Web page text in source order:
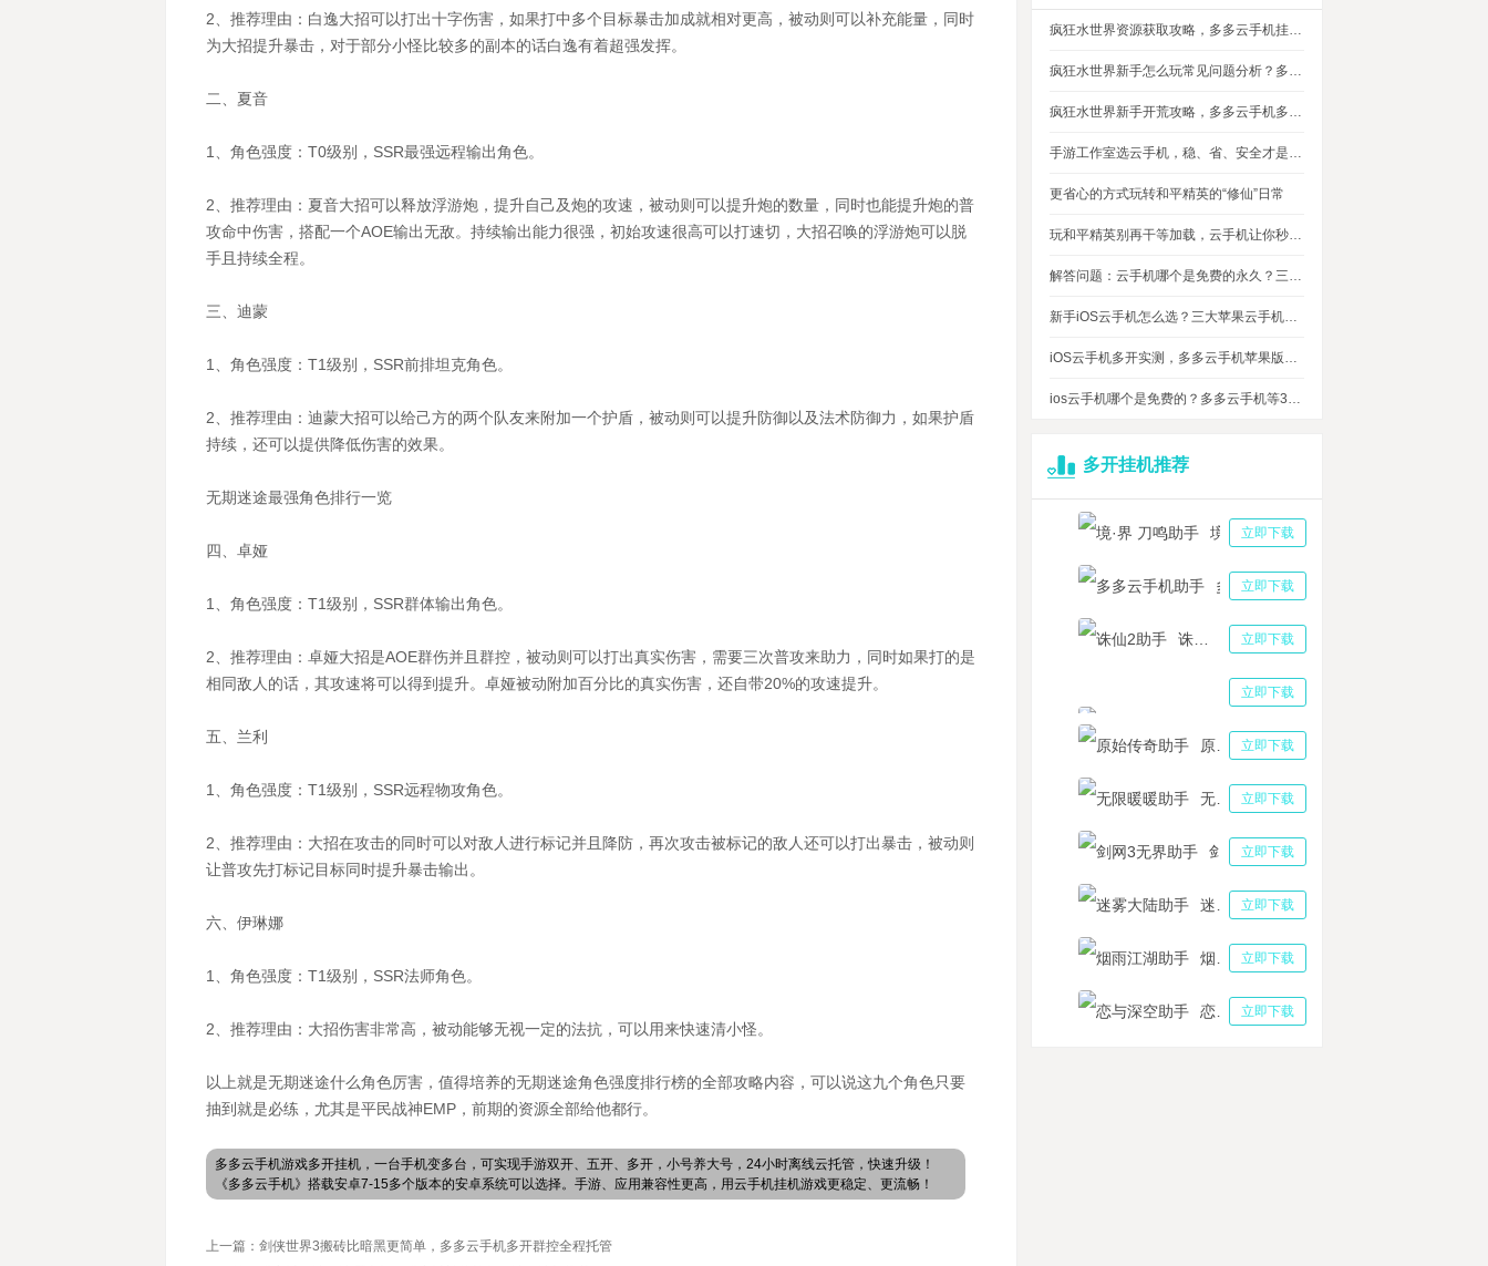
2、推荐理由：白逸大招可以打出十字伤害，如果打中多个目标暴击加成就相对更高，被动则可以补充能量，同时
为大招提升暴击，对于部分小怪比较多的副本的话白逸有着超强发挥。
二、夏音
1、角色强度：T0级别，SSR最强远程输出角色。
2、推荐理由：夏音大招可以释放浮游炮，提升自己及炮的攻速，被动则可以提升炮的数量，同时也能提升炮的普
攻命中伤害，搭配一个AOE输出无敌。持续输出能力很强，初始攻速很高可以打速切，大招召唤的浮游炮可以脱
手且持续全程。
三、迪蒙
1、角色强度：T1级别，SSR前排坦克角色。
2、推荐理由：迪蒙大招可以给己方的两个队友来附加一个护盾，被动则可以提升防御以及法术防御力，如果护盾
持续，还可以提供降低伤害的效果。
无期迷途最强角色排行一览
四、卓娅
1、角色强度：T1级别，SSR群体输出角色。
2、推荐理由：卓娅大招是AOE群伤并且群控，被动则可以打出真实伤害，需要三次普攻来助力，同时如果打的是
相同敌人的话，其攻速将可以得到提升。卓娅被动附加百分比的真实伤害，还自带20%的攻速提升。
五、兰利
1、角色强度：T1级别，SSR远程物攻角色。
2、推荐理由：大招在攻击的同时可以对敌人进行标记并且降防，再次攻击被标记的敌人还可以打出暴击，被动则
让普攻先打标记目标同时提升暴击输出。
六、伊琳娜
1、角色强度：T1级别，SSR法师角色。
2、推荐理由：大招伤害非常高，被动能够无视一定的法抗，可以用来快速清小怪。
以上就是无期迷途什么角色厉害，值得培养的无期迷途角色强度排行榜的全部攻略内容，可以说这九个角色只要
抽到就是必练，尤其是平民战神EMP，前期的资源全部给他都行。
多多云手机游戏多开挂机，一台手机变多台，可实现手游双开、五开、多开，小号养大号，24小时离线云托管，快速升级！
《多多云手机》搭载安卓7-15多个版本的安卓系统可以选择。手游、应用兼容性更高，用云手机挂机游戏更稳定、更流畅！
上一篇：剑侠世界3搬砖比暗黑更简单，多多云手机多开群控全程托管
疯狂水世界资源获取攻略，多多云手机挂机搬砖自动攒材料
疯狂水世界新手怎么玩常见问题分析？多多云手机多开托管挂机升级打怪
疯狂水世界新手开荒攻略，多多云手机多开托管，自动搞定海量重复日常快速升级
手游工作室选云手机，稳、省、安全才是实在考量
更省心的方式玩转和平精英的“修仙”日常
玩和平精英别再干等加载，云手机让你秒玩游戏进战场
解答问题：云手机哪个是免费的永久？三大免费永久正版云手机对比
新手iOS云手机怎么选？三大苹果云手机知名品牌性能对比测评
iOS云手机多开实测，多多云手机苹果版最多可同时运行多少台？
ios云手机哪个是免费的？多多云手机等3大品牌对比测评，告诉你免费ios云手机的真相
多开挂机推荐
立即下载
立即下载
多多云手机助手
立即下载
立即下载
三国志战略版助手
立即下载
立即下载
立即下载
立即下载
立即下载
立即下载